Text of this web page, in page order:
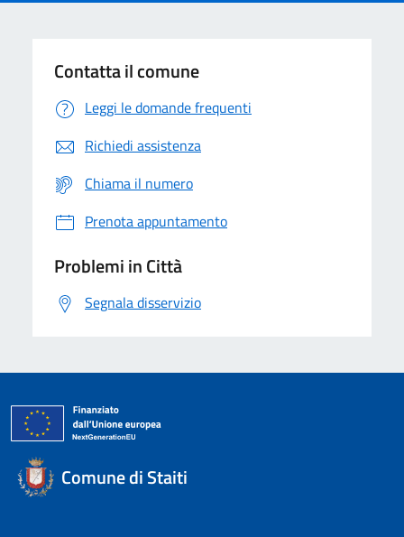
Contatta il comune
Leggi le domande frequenti
Richiedi assistenza
Chiama il numero
Prenota appuntamento
Problemi in Città
Segnala disservizio
Comune di Staiti